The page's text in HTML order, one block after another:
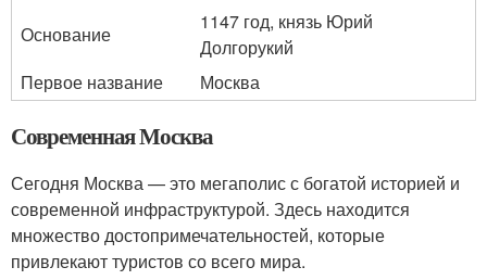
Основание
1147 год, князь Юрий
Долгорукий
Первое название
Москва
Современная Москва
Сегодня Москва — это мегаполис с богатой историей и
современной инфраструктурой. Здесь находится
множество достопримечательностей, которые
привлекают туристов со всего мира.